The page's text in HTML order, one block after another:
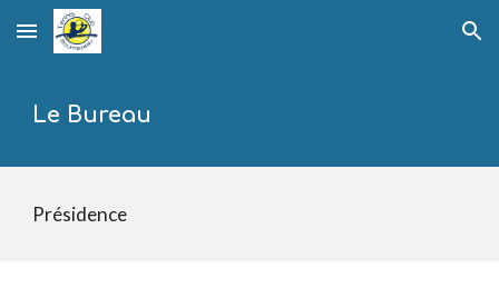
Skip to main content Skip to navigation
Le Bureau
Présidence